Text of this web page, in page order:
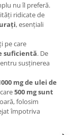
nu îl preferă.
ridicate de
, esențiali
pe care
suficientă. De
susținerea
mg de ulei de
500 mg sunt
folosim
împotriva